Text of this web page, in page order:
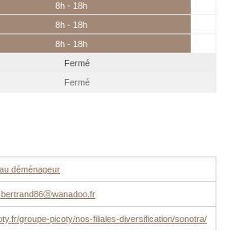
8h - 18h
8h - 18h
8h - 18h
Fermé
Fermé
déménageur
groupe-picoty/nos-filiales-diversification/sonotra/